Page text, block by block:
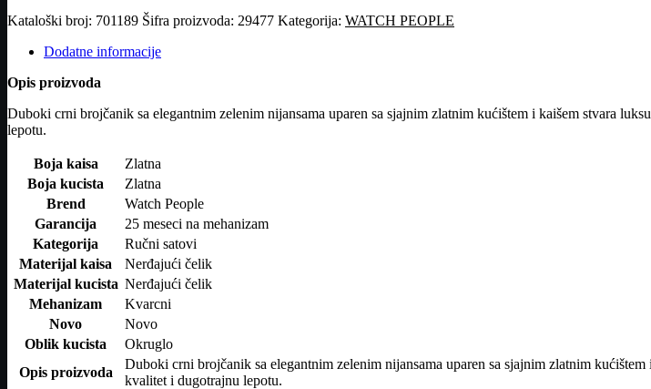
WP1
Kataloški broj: 701189 Šifra proizvoda: 29477 Kategorija: WATCH PEOPLE
Dodatne informacije
Opis proizvoda
Duboki crni brojčanik sa elegantnim zelenim nijansama uparen sa sjajnim zlatnim kućištem i kaišem stvara
lepotu.
Boja kaisa
Zlatna
Boja kucista
Zlatna
Brend
Watch People
Garancija
25 meseci na mehanizam
Kategorija
Ručni satovi
Materijal kaisa
Nerđajući čelik
Materijal kucista Nerđajući čelik
Mehanizam
Kvarcni
Novo
Novo
Oblik kucista
Okruglo
Opis proizvoda
Duboki crni brojčanik sa elegantnim zelenim nijansama uparen sa sjajnim zlatnim
kvalitet i dugotrajnu lepotu.